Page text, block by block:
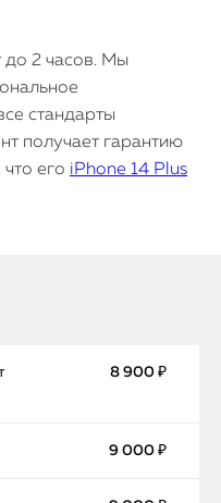
до 2 часов. Мы
стандарты
получает гарантию
его iPhone 14 Plus
8 900 ₽
9 000 ₽